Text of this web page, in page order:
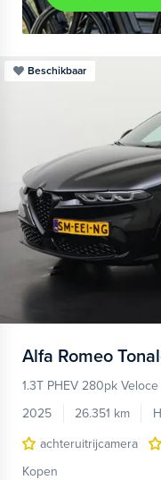
Beschikbaar
Alfa Romeo
1.3T PHEV 280pk Veloce
2025
26.351 km
achteruitrijcamera
Kopen